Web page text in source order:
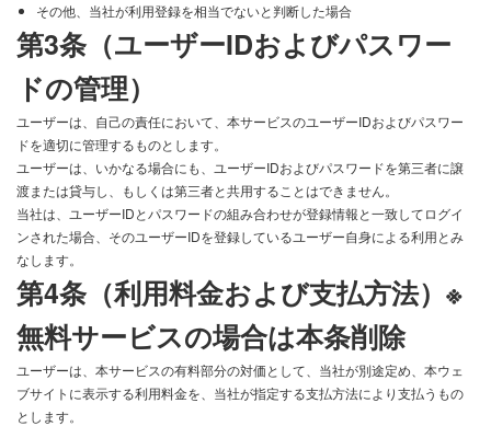
その他、当社が利用登録を相当でないと判断した場合
第3条（ユーザーIDおよびパスワー
ドの管理）
ユーザーは、自己の責任において、本サービスのユーザーIDおよびパスワー
ドを適切に管理するものとします。
ユーザーは、いかなる場合にも、ユーザーIDおよびパスワードを第三者に譲
渡または貸与し、もしくは第三者と共用することはできません。
当社は、ユーザーIDとパスワードの組み合わせが登録情報と一致してログイ
ンされた場合、そのユーザーIDを登録しているユーザー自身による利用とみ
なします。
第4条（利用料金および支払方法）※
無料サービスの場合は本条削除
ユーザーは、本サービスの有料部分の対価として、当社が別途定め、本ウェ
ブサイトに表示する利用料金を、当社が指定する支払方法により支払うもの
とします。